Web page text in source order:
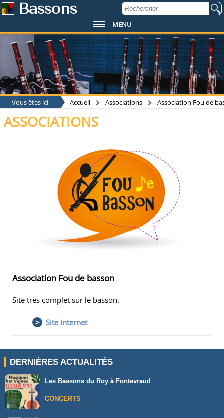
Bassons
MENU
Vous êtes ici Accueil Associations Association Fou de
ASSOCIATIONS
Association Fou de basson
Site très complet sur le basson.
> Site internet
DERNIÈRES ACTUALITÉS
Les Bassons du Roy à Fontevraud
CONCERTS